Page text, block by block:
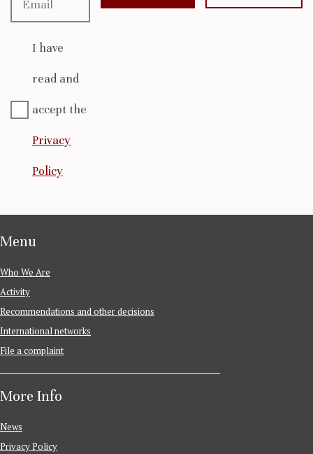
I have
read and
accept the
Privacy
Policy
Menu
Who We Are
Activity
Recommendations and other decisions
International networks
File a complaint
More Info
News
Privacy Policy